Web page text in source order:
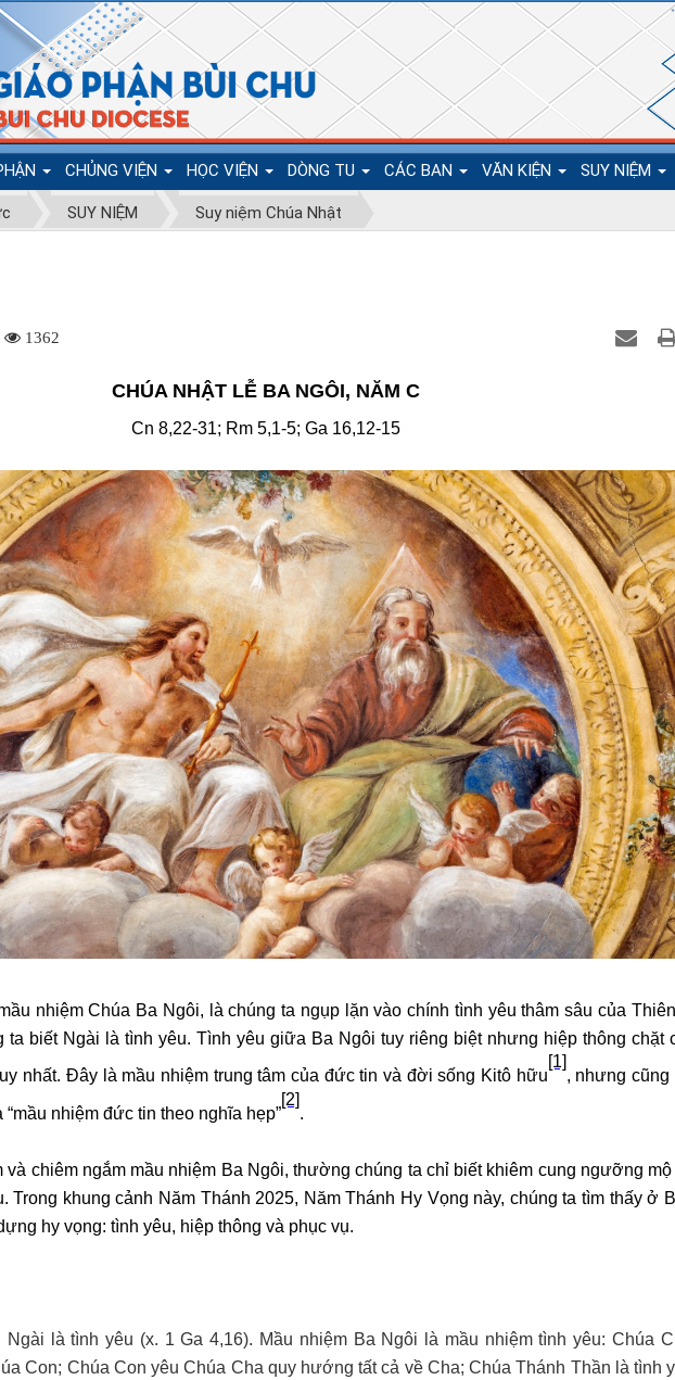
CHỦNG VIỆN HỌC VIỆN DÒNG TU CÁC BAN VĂN KIỆN SUY NIỆM
SUY NIỆM Suy niệm Chúa Nhật
1362
CHÚA NHẬT LỄ BA NGÔI, NĂM C
Cn 8,22-31; Rm 5,1-5; Ga 16,12-15
nhiệm Chúa Ba Ngôi, là chúng ta ngụp lặn vào chính tình yêu thâm sâu của
ta biết Ngài là tình yêu. Tình yêu giữa Ba Ngôi tuy riêng biệt nhưng hiệp thông chặt
nhất. Đây là mầu nhiệm trung tâm của đức tin và đời sống Kitô hữu
[1]
, nhưng cũng
nhiệm đức tin theo nghĩa hẹp”
[2]
.
và chiêm ngắm mầu nhiệm Ba Ngôi, thường chúng ta chỉ biết khiêm cung ngưỡng
Trong khung cảnh Năm Thánh 2025, Năm Thánh Hy Vọng này, chúng ta tìm thấy ở
hy vọng: tình yêu, hiệp thông và phục vụ.
là tình yêu (x. 1 Ga 4,16). Mầu nhiệm Ba Ngôi là mầu nhiệm tình yêu: Chúa
Con; Chúa Con yêu Chúa Cha quy hướng tất cả về Cha; Chúa Thánh Thần là tình